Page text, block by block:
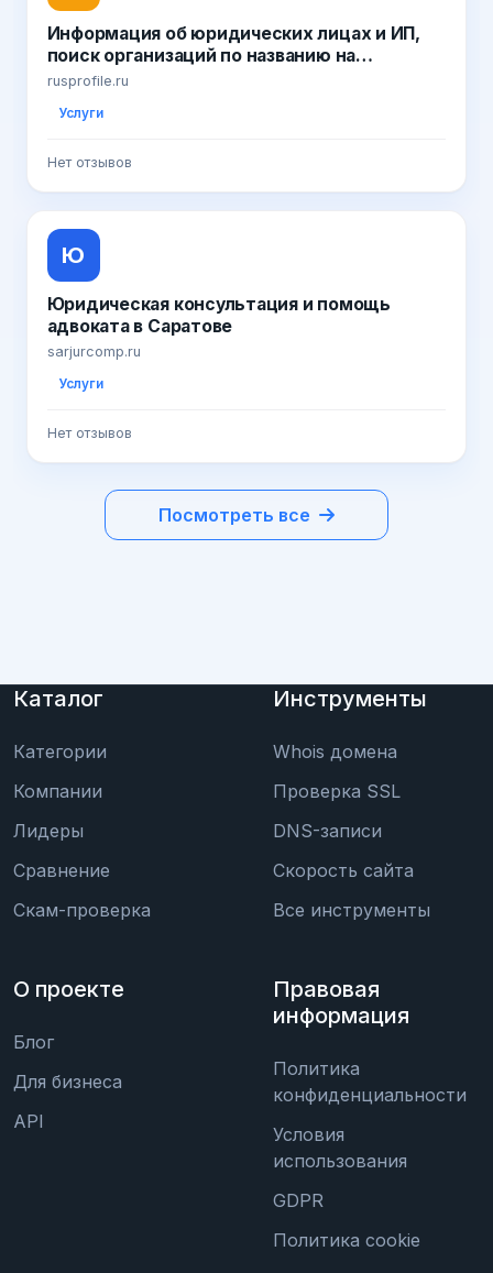
Информация об юридических лицах и ИП,
поиск организаций по названию на
Rusprofile.ru
rusprofile.ru
Услуги
Нет отзывов
Ю
Юридическая консультация и помощь
адвоката в Саратове
sarjurcomp.ru
Услуги
Нет отзывов
Посмотреть все
Каталог
Категории
Компании
Лидеры
Сравнение
Скам-проверка
Инструменты
Whois домена
Проверка SSL
DNS-записи
Скорость сайта
Все инструменты
О проекте
Блог
Для бизнеса
API
Правовая
информация
Политика
конфиденциальности
Условия
использования
GDPR
Политика cookie